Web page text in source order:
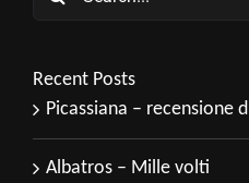
Recent Posts
Picassiana – recensione
Albatros – Mille volti